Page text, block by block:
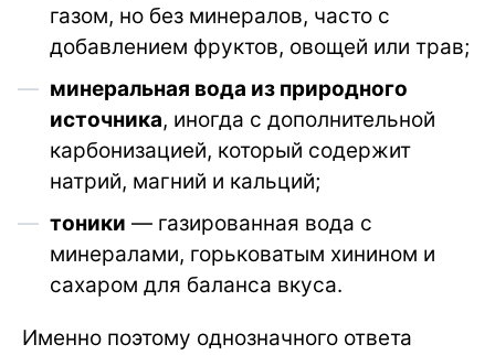
газом, но без минералов, часто с
добавлением фруктов, овощей или трав;
минеральная вода из природного
источника, иногда с дополнительной
карбонизацией, который содержит
натрий, магний и кальций;
тоники — газированная вода с
минералами, горьковатым хинином и
сахаром для баланса вкуса.
Именно поэтому однозначного ответа